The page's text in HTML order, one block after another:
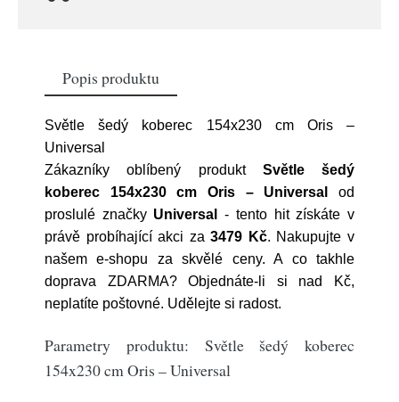
Popis produktu
Světle šedý koberec 154x230 cm Oris –
Universal
Zákazníky oblíbený produkt Světle šedý
koberec 154x230 cm Oris – Universal
od
proslulé značky Universal
- tento hit získáte v
právě probíhající akci za3479 Kč. Nakupujte v
našem e-shopu za skvělé ceny. A co takhle
doprava ZDARMA? Objednáte-li si nad Kč,
neplatíte poštovné. Udělejte si radost.
Parametry produktu: Světle šedý koberec
154x230 cm Oris – Universal